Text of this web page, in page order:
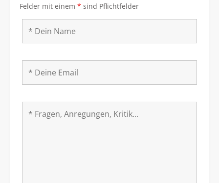
Felder mit einem * sind Pflichtfelder